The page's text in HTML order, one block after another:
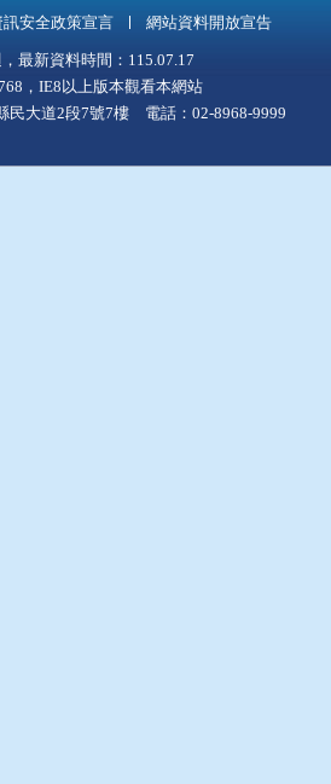
訊安全政策宣言 網站資料開放宣告
最新資料時間：115.07.17
，IE8以上版本觀看本網站
民大道2段7號7樓 電話：02-8968-9999